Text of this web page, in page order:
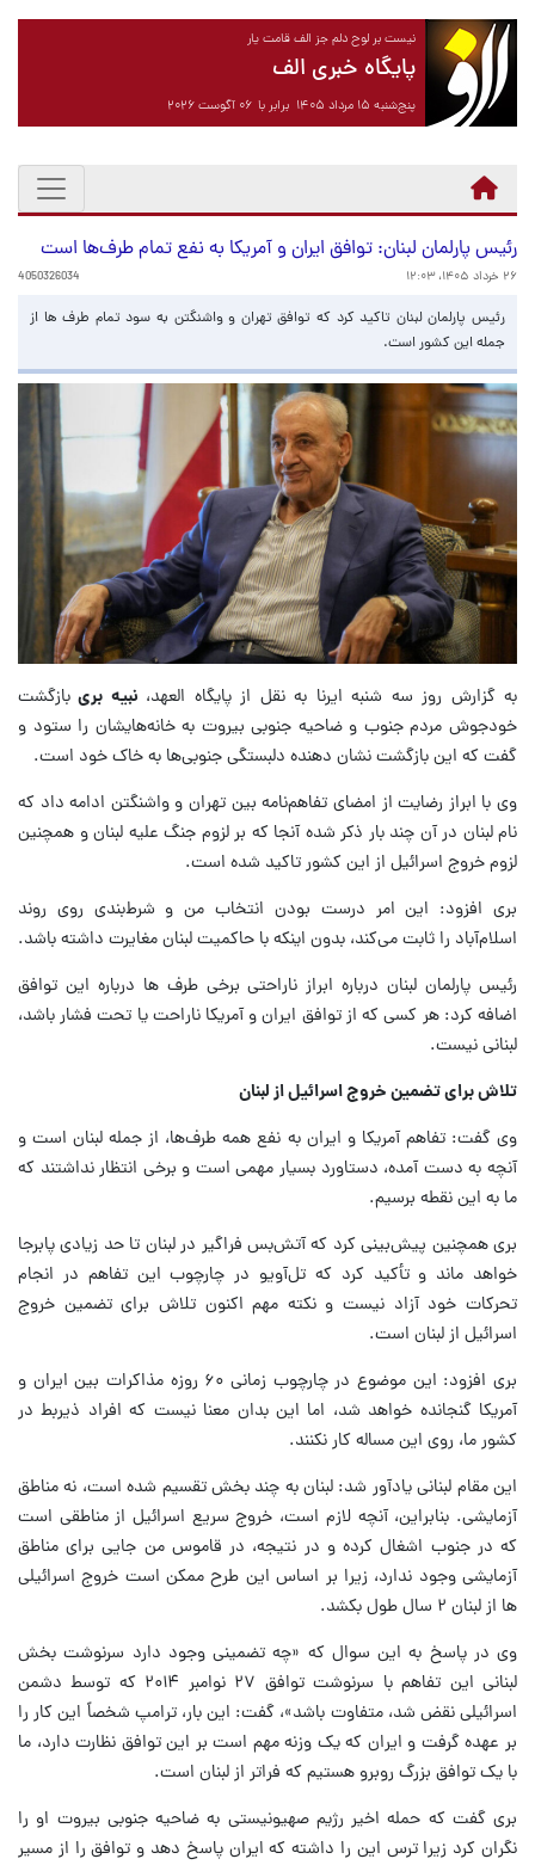
نیست بر لوح دلم جز الف قامت یار
پایگاه خبری الف
پنج‌شنبه ۱۵ مرداد ۱۴۰۵ برابر با ۰۶ آگوست ۲۰۲۶
رئیس پارلمان لبنان: توافق ایران و آمریکا به نفع تمام طرف‌ها است
۲۶ خرداد ۱۴۰۵، ۱۲:۰۳ 4050326034
رئیس پارلمان لبنان تاکید کرد که توافق تهران و واشنگتن به سود تمام طرف ها از
جمله این کشور است.
به گزارش روز سه شنبه ایرنا به نقل از پایگاه العهد، نبیه بری بازگشت
خودجوش مردم جنوب و ضاحیه جنوبی بیروت به خانه‌هایشان را ستود و
گفت که این بازگشت نشان دهنده دلبستگی جنوبی‌ها به خاک خود است.
وی با ابراز رضایت از امضای تفاهم‌نامه بین تهران و واشنگتن ادامه داد که
نام لبنان در آن چند بار ذکر شده آنجا که بر لزوم جنگ علیه لبنان و همچنین
لزوم خروج اسرائیل از این کشور تاکید شده است.
بری افزود: این امر درست بودن انتخاب من و شرط‌بندی روی روند
اسلام‌آباد را ثابت می‌کند، بدون اینکه با حاکمیت لبنان مغایرت داشته باشد.
رئیس پارلمان لبنان درباره ابراز ناراحتی برخی طرف ها درباره این توافق
اضافه کرد: هر کسی که از توافق ایران و آمریکا ناراحت یا تحت فشار باشد،
لبنانی نیست.
تلاش برای تضمین خروج اسرائیل از لبنان
وی گفت: تفاهم آمریکا و ایران به نفع همه طرف‌ها، از جمله لبنان است و
آنچه به دست آمده، دستاورد بسیار مهمی است و برخی انتظار نداشتند که
ما به این نقطه برسیم.
بری همچنین پیش‌بینی کرد که آتش‌بس فراگیر در لبنان تا حد زیادی پابرجا
خواهد ماند و تأکید کرد که تل‌آویو در چارچوب این تفاهم در انجام
تحرکات خود آزاد نیست و نکته مهم اکنون تلاش برای تضمین خروج
اسرائیل از لبنان است.
بری افزود: این موضوع در چارچوب زمانی ۶۰ روزه مذاکرات بین ایران و
آمریکا گنجانده خواهد شد، اما این بدان معنا نیست که افراد ذیربط در
کشور ما، روی این مساله کار نکنند.
این مقام لبنانی یادآور شد: لبنان به چند بخش تقسیم شده است، نه مناطق
آزمایشی. بنابراین، آنچه لازم است، خروج سریع اسرائیل از مناطقی است
که در جنوب اشغال کرده و در نتیجه، در قاموس من جایی برای مناطق
آزمایشی وجود ندارد، زیرا بر اساس این طرح ممکن است خروج اسرائیلی
ها از لبنان ۲ سال طول بکشد.
وی در پاسخ به این سوال که «چه تضمینی وجود دارد سرنوشت بخش
لبنانی این تفاهم با سرنوشت توافق ۲۷ نوامبر ۲۰۱۴ که توسط دشمن
اسرائیلی نقض شد، متفاوت باشد»، گفت: این بار، ترامپ شخصاً این کار را
بر عهده گرفت و ایران که یک وزنه مهم است بر این توافق نظارت دارد، ما
با یک توافق بزرگ روبرو هستیم که فراتر از لبنان است.
بری گفت که حمله اخیر رژیم صهیونیستی به ضاحیه جنوبی بیروت او را
نگران کرد زیرا ترس این را داشته که ایران پاسخ دهد و توافق را از مسیر